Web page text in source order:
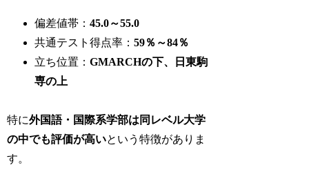
偏差値帯：45.0～55.0
共通テスト得点率：59％～84％
立ち位置：GMARCHの下、日東駒
専の上
特に外国語・国際系学部は同レベル大学
の中でも評価が高いという特徴がありま
す。